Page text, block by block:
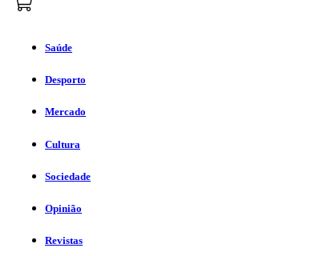
Saúde
Desporto
Mercado
Cultura
Sociedade
Opinião
Revistas